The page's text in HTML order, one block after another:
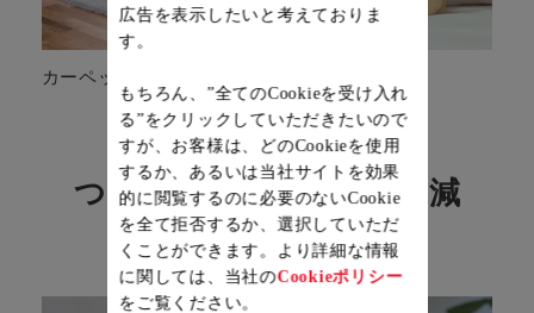
カーペット
つらい季節に花粉物質低減
広告を表示したいと考えておりま
す。
もちろん、”全てのCookieを受け入れ
る”をクリックしていただきたいので
すが、お客様は、どのCookieを使用
するか、あるいは当社サイトを効果
的に閲覧するのに必要のないCookie
を全て拒否するか、選択していただ
くことができます。より詳細な情報
に関しては、当社のCookieポリシー
をご覧ください。